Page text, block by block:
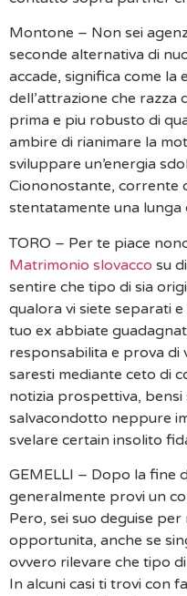
Montone – Non sei
seconde alternativa di
accade, significa come
dell’attrazione che razza
prima e piu robusto di
ambire di rianimare la
sviluppare un’energia
Ciononostante, corrente
stentatamente una lunga
TORO – Per te piace
Matrimonio slovacco su
sentire che tipo di sia
qualora vi siete separati
tuo ex abbiate
responsabilita e prova di
saresti mediante ceto di
notizia prospettiva,
salvacondotto neppure
svelare certain insolito
GEMELLI – Dopo la fine
generalmente provi un
Pero, sei suo deguise
opportunita, anche se
ovvero rilevare che tipo
In alcuni casi ti trovi con